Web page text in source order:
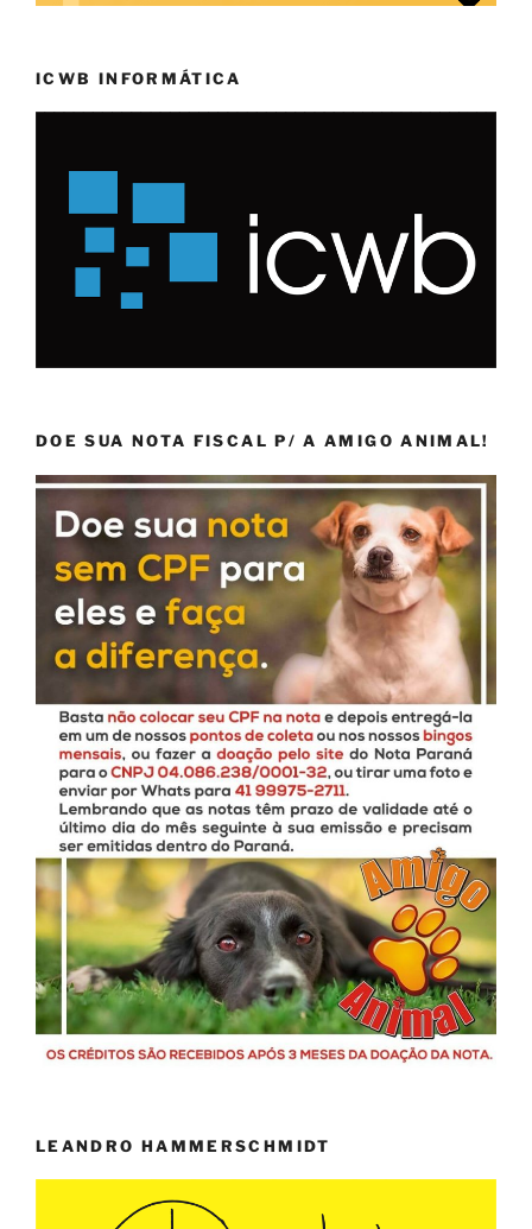
ICWB INFORMÁTICA
DOE SUA NOTA FISCAL P/ A AMIGO ANIMAL!
LEANDRO HAMMERSCHMIDT